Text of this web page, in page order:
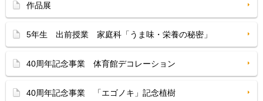
作品展
5年生 出前授業 家庭科「うま味・栄養の秘密」
40周年記念事業 体育館デコレーション
40周年記念事業 「エゴノキ」記念植樹